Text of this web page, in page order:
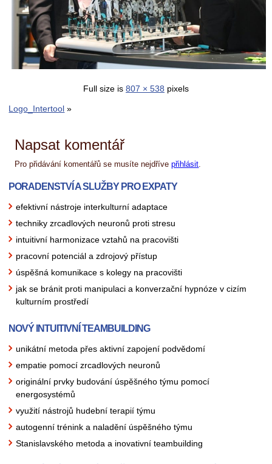
Full size is 807 × 538 pixels
Logo_Intertool »
Napsat komentář
Pro přidávání komentářů se musíte nejdřívepřihlásit
PORADENSTVÍ A SLUŽBY PRO EXPATY
efektivní nástroje interkulturní adaptace
techniky zrcadlových neuronů proti stresu
intuitivní harmonizace vztahů na pracovišti
pracovní potenciál a zdrojový přístup
úspěšná komunikace s kolegy na pracovišti
jak se bránit proti manipulaci a konverzační hypnóze v cizím
kulturním prostředí
NOVÝ INTUITIVNÍ TEAMBUILDING
unikátní metoda přes aktivní zapojení podvědomí
empatie pomocí zrcadlových neuronů
originální prvky budování úspěšného týmu pomocí
energosystémů
využití nástrojů hudební terapií týmu
autogenní trénink a naladění úspěšného týmu
Stanislavského metoda a inovativní teambuilding